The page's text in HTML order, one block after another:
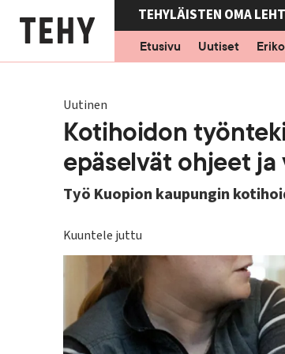
pääsisältöön
TEHYLÄISTEN OMA
Etusivu
Uutiset
Uutinen
Kotihoidon
epäselvät ohjeet
Työ Kuopion kaupungin
Kuuntele juttu